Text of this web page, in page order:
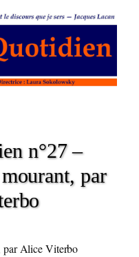
n°27 –
par
par Alice Viterbo